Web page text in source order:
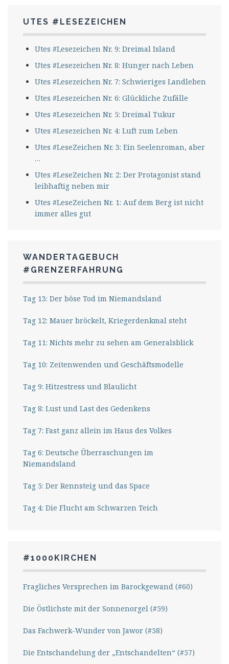
UTES #LESEZEICHEN
Utes #Lesezeichen Nr. 9: Dreimal Island
Utes #Lesezeichen Nr. 8: Hunger nach Leben
Utes #Lesezeichen Nr. 7: Schwieriges Landleben
Utes #Lesezeichen Nr. 6: Glückliche Zufälle
Utes #Lesezeichen Nr. 5: Dreimal Tukur
Utes #Lesezeichen Nr. 4: Luft zum Leben
Utes #LeseZeichen Nr. 3: Ein Seelenroman, aber
…
Utes #LeseZeichen Nr. 2: Der Protagonist stand
leibhaftig neben mir
Utes #LeseZeichen Nr. 1: Auf dem Berg ist nicht
immer alles gut
WANDERTAGEBUCH
#GRENZERFAHRUNG
Tag 13: Der böse Tod im Niemandsland
Tag 12: Mauer bröckelt, Kriegerdenkmal steht
Tag 11: Nichts mehr zu sehen am Generalsblick
Tag 10: Zeitenwenden und Geschäftsmodelle
Tag 9: Hitzestress und Blaulicht
Tag 8: Lust und Last des Gedenkens
Tag 7: Fast ganz allein im Haus des Volkes
Tag 6: Deutsche Überraschungen im
Niemandsland
Tag 5: Der Rennsteig und das Space
Tag 4: Die Flucht am Schwarzen Teich
#1000KIRCHEN
Fragliches Versprechen im Barockgewand (#60)
Die Östlichste mit der Sonnenorgel (#59)
Das Fachwerk-Wunder von Jawor (#58)
Die Entschandelung der „Entschandelten“ (#57)